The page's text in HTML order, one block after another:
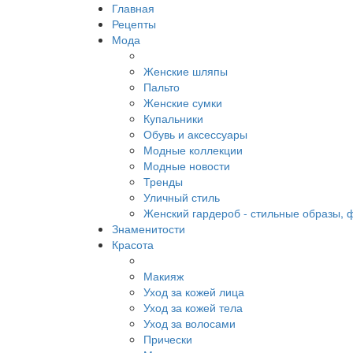
Главная
Рецепты
Мода
Женские шляпы
Пальто
Женские сумки
Купальники
Обувь и аксессуары
Модные коллекции
Модные новости
Тренды
Уличный стиль
Женский гардероб - стильные образы,
Знаменитости
Красота
Макияж
Уход за кожей лица
Уход за кожей тела
Уход за волосами
Прически